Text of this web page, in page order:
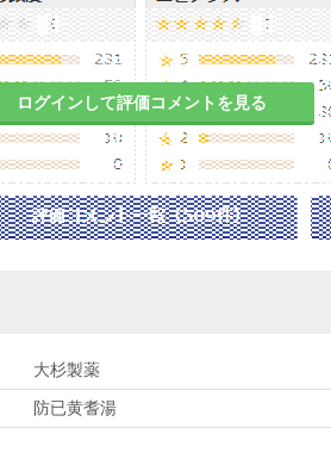
ログインして評価コメントを見る
大杉製薬
防已黄耆湯